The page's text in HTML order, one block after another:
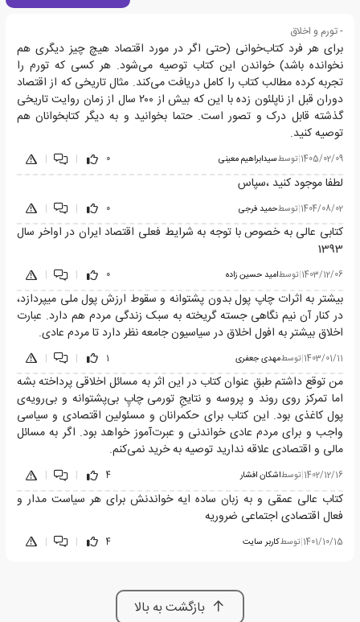
- تورم و اخلاق
برای هر فرد کتاب‌خوانی (حتی اگر در مورد اقتصاد هیچ چیز دیگری هم
نخوانده باشد) خواندن این کتاب توصیه می‌شود. هر کسی که تورم را
تجربه کرده مطالب کتاب را کامل دریافت می‌کند. مثال تاریخی که از اقتصاد
دوران قبل از ناپلئون زده با این که بیش از ۲۰۰ سال از زمان روایت تاریخی
گذشته قابل درک و تصور است. حتما بخوانید و به دیگر کتابخوانان هم
توصیه کنید.
1405/02/09
|توسطسیدابراهیم معینی 0
|
|
لطفا موجود کنید ،سپاس
1404/08/02
|توسطحمید فرجی 0
|
|
کتابی عالی به خصوص با توجه به شرایط فعلی اقتصاد ایران در اواخر سال
1393
1403/12/06
|توسطامید حسین زاده 0
|
|
بیشتر به اثرات چاپ پول بدون پشتوانه و سقوط ارزش پول ملی میپردازد،
در کنار آن نیم نگاهی جسته گریخته به سبک زندگی مردم هم دارد. عبارت
اخلاق بیشتر به افول اخلاق در سیاسیون جامعه نظر دارد تا مردم عادی.
1403/01/11
|توسطمهدی جعفری 1
|
|
من توقع داشتم طبقِ عنوان کتاب در این اثر به مسائل اخلاقی پرداخته بشه
اما تمرکز روی روند و پروسه و نتایجِ تورمی چاپِ بی‌پشتوانه و بی‌رویه‌ی
پول کاغذی بود. این کتاب برای حکمرانان و مسئولین اقتصادی و سیاسی
واجب و برای مردم عادی خواندنی و عبرت‌آموز خواهد بود. اگر به مسائل
مالی و اقتصادی علاقه ندارید توصیه به خرید نمی‌کنم.
1402/12/16
|توسطاشکان افشار 4
|
|
کتاب عالی عمقی و به زبان ساده ایه خواندنش برای هر سیاست مدار و
فعال اقتصادی اجتماعی ضروریه
1401/10/15
|توسطکاربر سایت 4
|
|
بازگشت به بالا